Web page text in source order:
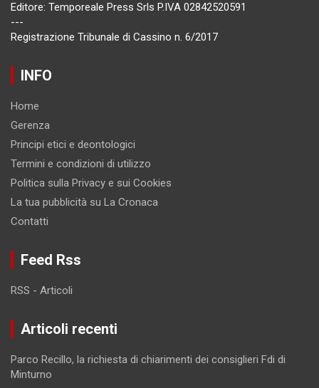
Editore: Temporeale Press Srls P.IVA 02842520591
---
Registrazione Tribunale di Cassino n. 6/2017
INFO
Home
Gerenza
Principi etici e deontologici
Termini e condizioni di utilizzo
Politica sulla Privacy e sui Cookies
La tua pubblicità su La Cronaca
Contatti
Feed Rss
RSS - Articoli
Articoli recenti
Parco Recillo, la richiesta di chiarimenti dei consiglieri Fdi di
Minturno